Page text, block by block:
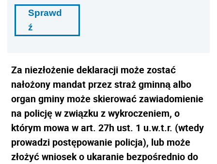
Sprawd
ź
Za niezłożenie deklaracji może zostać
nałożony mandat przez straż gminną albo
organ gminy może skierować zawiadomienie
na policję w związku z wykroczeniem, o
którym mowa w art. 27h ust. 1 u.w.t.r. (wtedy
prowadzi postępowanie policja), lub może
złożyć wniosek o ukaranie bezpośrednio do